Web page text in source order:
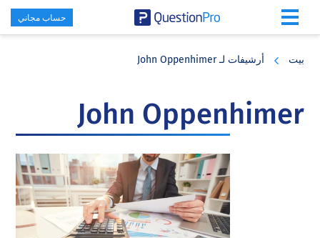
حساب مجاني
بيت أرشيفات لـ John Oppenhimer
John Oppenhimer